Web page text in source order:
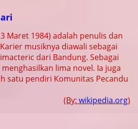
Maret 1984) adalah penulis dan
musiknya diawali sebagai
dari Bandung. Sebagai
lima novel. Ia juga
satu pendiri Komunitas Pecandu
(By: wikipedia.org)